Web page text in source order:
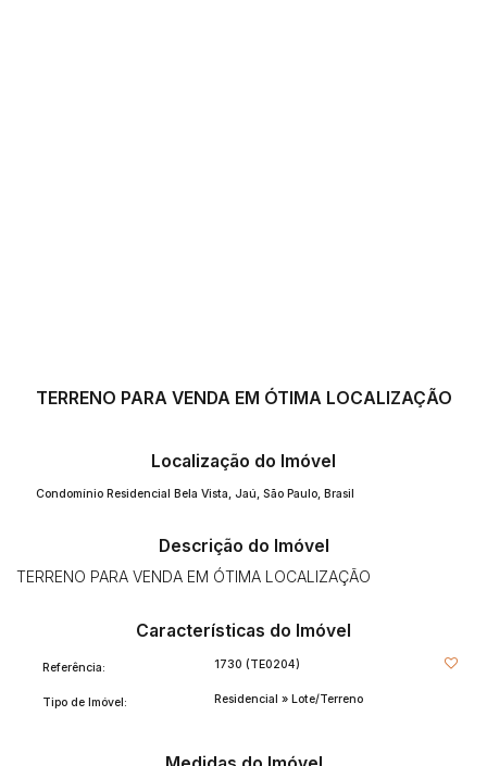
TERRENO PARA VENDA EM ÓTIMA LOCALIZAÇÃO
Localização do Imóvel
Condomínio Residencial Bela Vista, Jaú, São Paulo, Brasil
Descrição do Imóvel
TERRENO PARA VENDA EM ÓTIMA LOCALIZAÇÃO
Características do Imóvel
Referência: 1730 (TE0204)
Tipo de Imóvel: Residencial » Lote/Terreno